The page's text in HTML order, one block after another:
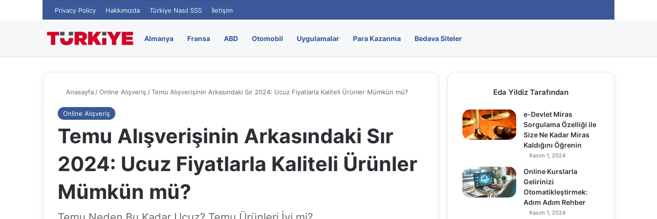
Privacy Policy Hakkımızda Türkiye Nasıl SSS İletişim
Almanya Fransa ABD Otomobil Uygulamalar Para Kazanma Bedava Siteler
Anasayfa /Online Alışveriş /Temu Alışverişinin Arkasındaki Sır 2024: Ucuz Fiyatlarla Kaliteli Ürünler Mümkün mü?
Online Alışveriş
Temu Alışverişinin Arkasındaki Sır
2024: Ucuz Fiyatlarla Kaliteli Ürünler
Mümkün mü?
Eda Yildiz Tarafından
e-Devlet Miras
Sorgulama Özelliği ile
Size Ne Kadar Miras
Kaldığını Öğrenin
Kasım 1, 2024
Online Kurslarla
Gelirinizi
Otomatikleştirmek:
Adım Adım Rehber
Kasım 1, 2024